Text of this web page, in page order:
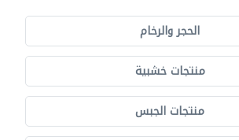
الحجر والرخام
منتجات خشبية
منتجات الجبس